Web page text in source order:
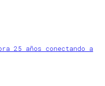
25 años conectando a